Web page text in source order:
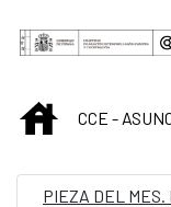
Saltar al
INICIO
CCE -
PIEZA DEL